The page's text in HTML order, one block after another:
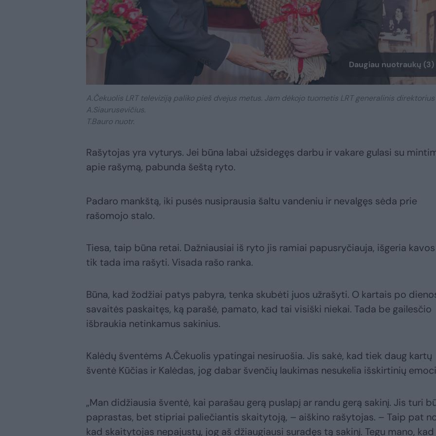
Daugiau nuotraukų (3)
A.Čekuolis LRT televiziją paliko pieš dvejus metus. Jam dėkojo tuometis LRT generalinis direktorius
A.Siaurusevičius.
T.Bauro nuotr.
Rašytojas yra vyturys. Jei būna labai užsidegęs darbu ir vakare gulasi su
apie rašymą, pabunda šeštą ryto.
Padaro mankštą, iki pusės nusiprausia šaltu vandeniu ir nevalgęs sėda prie
rašomojo stalo.
Tiesa, taip būna retai. Dažniausiai iš ryto jis ramiai papusryčiauja, išgeria
tik tada ima rašyti. Visada rašo ranka.
Būna, kad žodžiai patys pabyra, tenka skubėti juos užrašyti. O kartais po
savaitės paskaitęs, ką parašė, pamato, kad tai visiški niekai. Tada be gailesčio
išbraukia netinkamus sakinius.
Kalėdų šventėms A.Čekuolis ypatingai nesiruošia. Jis sakė, kad tiek daug kartų
šventė Kūčias ir Kalėdas, jog dabar švenčių laukimas nesukelia išskirtinių
„Man didžiausia šventė, kai parašau gerą puslapį ar randu gerą sakinį. Jis turi
paprastas, bet stipriai paliečiantis skaitytoją, – aiškino rašytojas. – Taip pat
kad skaitytojas nepajustų, jog aš džiaugiausi suradęs tą sakinį. Tegu mano,